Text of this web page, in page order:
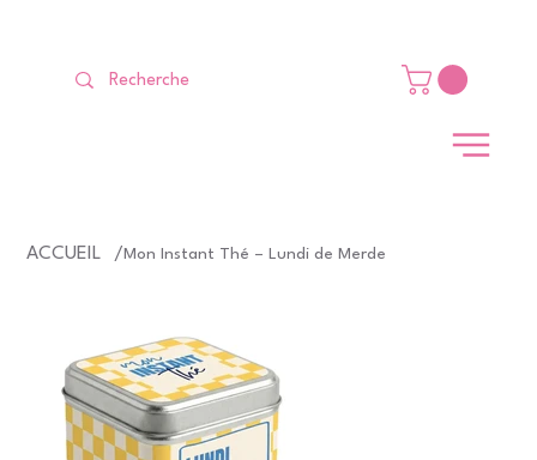
ACCUEIL /Mon Instant Thé – Lundi de Merde